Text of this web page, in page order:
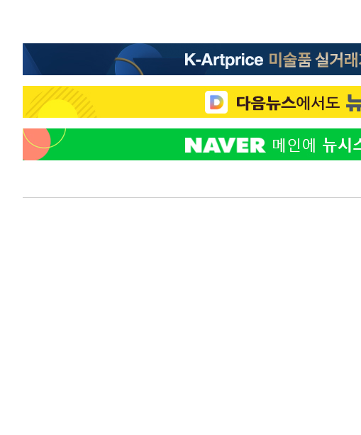
-21537초 전 >손흥민, 5경기 연속골 실패…LAFC는 승부차기 끝 과달라하라 격파
-14138초 전 >
내일까지 39도 '펄펄'…기상청 "태풍 지나며 폭염 잠시 꺾인다"
-13753초 전 > "美간섭에 합의 지연"…트럼프, '이란 호르무즈 통제권' 수용할까
-10273초 전 >[속보]산업장관 "李정부, 원전 반대 안해…안정 전력 위해 불가피"
-8970초 전 >
[속보]경찰, '홍명보 선임 논란' 대한축구협회·축구회관 등 압수수색
-8357초 전 >[속보]산업장관 "美무역법 제301조 과잉생산 결과 발표 8월 중 예상
-7422초 전 >[속보]전남광주 초대 시민추천 부시장에 백승주·윤난실